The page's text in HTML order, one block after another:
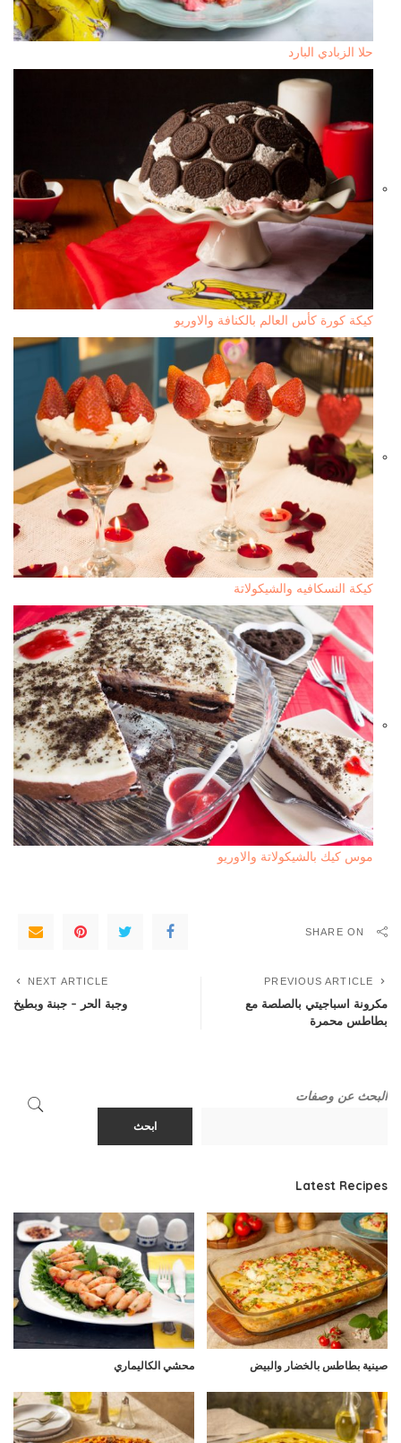
حلا الزبادي البارد
كيكة كورة كأس العالم بالكنافة والاوريو
كيكة النسكافيه والشيكولاتة
موس كيك بالشيكولاتة والاوريو
SHARE ON
PREVIOUS ARTICLE
مكرونة اسباجيتي بالصلصة مع
بطاطس محمرة
NEXT ARTICLE
وجبة الحر – جبنة وبطيخ
البحث عن وصفات
ابحث
Latest Recipes
صينية بطاطس بالخضار والبيض محشي الكاليماري